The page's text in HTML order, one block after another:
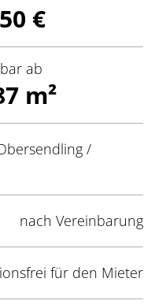
€
ab
m²
/
nach Vereinbarung
für den Mieter